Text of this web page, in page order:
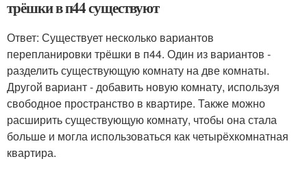
трёшки в п44 существуют
Ответ: Существует несколько вариантов
перепланировки трёшки в п44. Один из вариантов -
разделить существующую комнату на две комнаты.
Другой вариант - добавить новую комнату, используя
свободное пространство в квартире. Также можно
расширить существующую комнату, чтобы она стала
больше и могла использоваться как четырёхкомнатная
квартира.